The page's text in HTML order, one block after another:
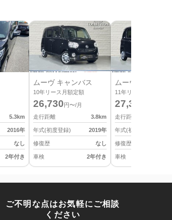
5.3km
2016年
なし
2年付き
ムーヴ キャンバス
10年リース月額定額
26,730 円〜/月
走行距離
3.8km
年式(初度登録) 2019年
修復歴 なし
車検 2年付き
ムーヴ キャンバ
11年リース月額定額
27,390
走行距離
年式(初度登録)
修復歴
車検
ご不明な点はお気軽にご相談
ください